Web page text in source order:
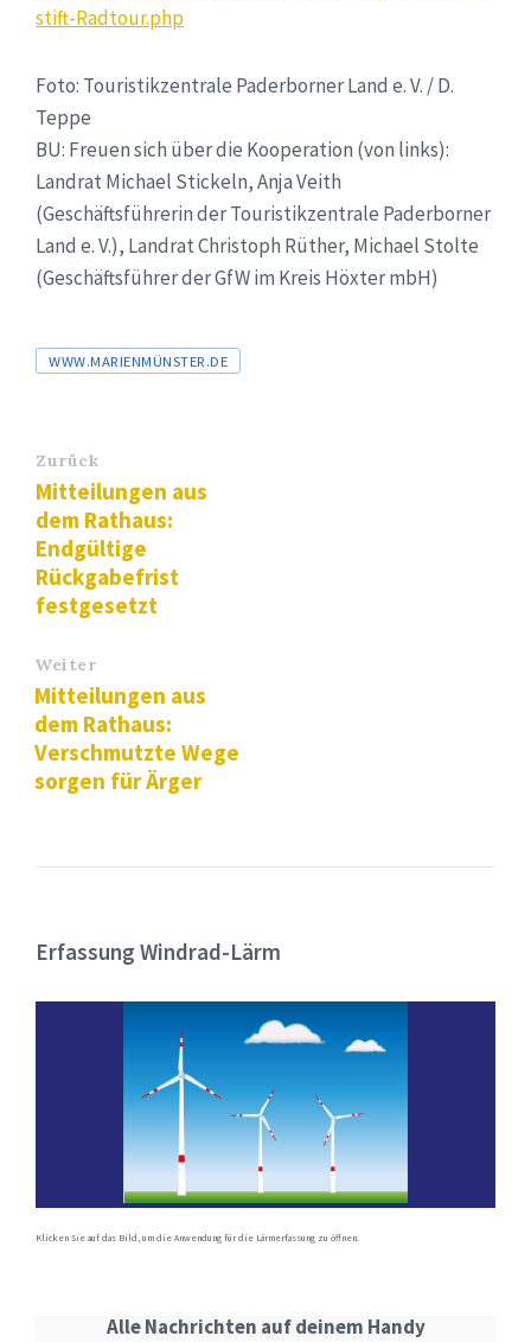
stift-Radtour.php
Foto: Touristikzentrale Paderborner Land e. V. / D.
Teppe
BU: Freuen sich über die Kooperation (von links):
Landrat Michael Stickeln, Anja Veith
(Geschäftsführerin der Touristikzentrale Paderborner
Land e. V.), Landrat Christoph Rüther, Michael Stolte
(Geschäftsführer der GfW im Kreis Höxter mbH)
Tags
WWW.MARIENMÜNSTER.DE
Zurück
Mitteilungen aus
dem Rathaus:
Endgültige
Rückgabefrist
festgesetzt
Weiter
Mitteilungen aus
dem Rathaus:
Verschmutzte Wege
sorgen für Ärger
Erfassung Windrad-Lärm
Klicken Sie auf das Bild, um die Anwendung für die Lärmerfassung zu öffnen.
Alle Nachrichten auf deinem Handy